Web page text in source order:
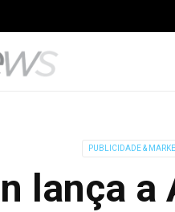
PUBLICIDADE &
lança a